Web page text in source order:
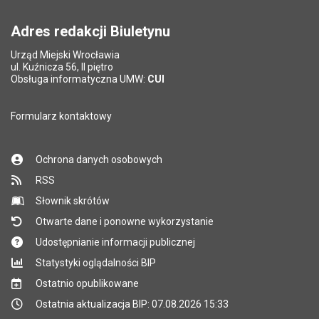
*
Pole wymagane
Adres redakcji Biuletynu
Urząd Miejski Wrocławia
ul. Kuźnicza 56, II piętro
Obsługa informatyczna UMW: CUI
Formularz kontaktowy
Ochrona danych osobowych
RSS
Słownik skrótów
Otwarte dane i ponowne wykorzystanie
Udostępnianie informacji publicznej
Statystyki oglądalności BIP
Ostatnio opublikowane
Ostatnia aktualizacja BIP: 07.08.2026 15:33